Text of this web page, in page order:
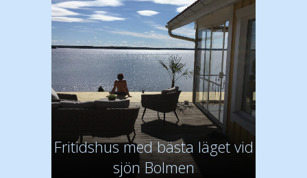
Fritidshus med bästa läget vid
sjön Bolmen